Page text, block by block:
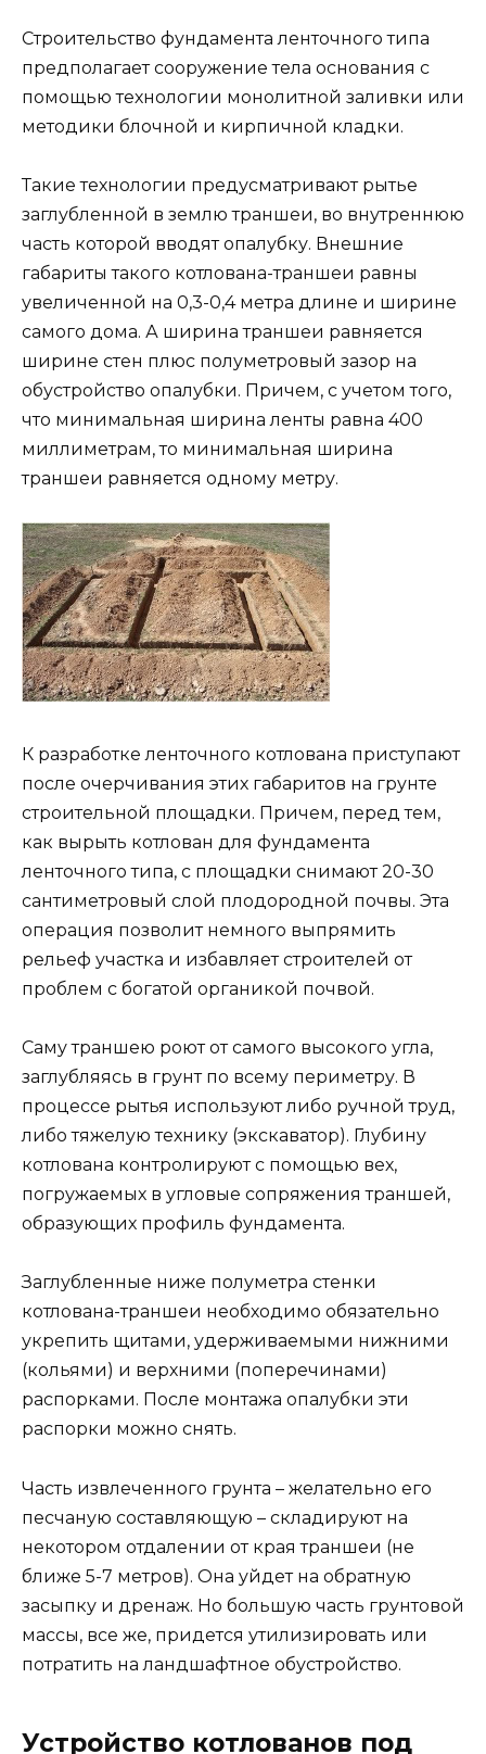
Строительство фундамента ленточного типа
предполагает сооружение тела основания с
помощью технологии монолитной заливки или
методики блочной и кирпичной кладки.
Такие технологии предусматривают рытье
заглубленной в землю траншеи, во внутреннюю
часть которой вводят опалубку. Внешние
габариты такого котлована-траншеи равны
увеличенной на 0,3-0,4 метра длине и ширине
самого дома. А ширина траншеи равняется
ширине стен плюс полуметровый зазор на
обустройство опалубки. Причем, с учетом того,
что минимальная ширина ленты равна 400
миллиметрам, то минимальная ширина
траншеи равняется одному метру.
К разработке ленточного котлована приступают
после очерчивания этих габаритов на грунте
строительной площадки. Причем, перед тем,
как вырыть котлован для фундамента
ленточного типа, с площадки снимают 20-30
сантиметровый слой плодородной почвы. Эта
операция позволит немного выпрямить
рельеф участка и избавляет строителей от
проблем с богатой органикой почвой.
Саму траншею роют от самого высокого угла,
заглубляясь в грунт по всему периметру. В
процессе рытья используют либо ручной труд,
либо тяжелую технику (экскаватор). Глубину
котлована контролируют с помощью вех,
погружаемых в угловые сопряжения траншей,
образующих профиль фундамента.
Заглубленные ниже полуметра стенки
котлована-траншеи необходимо обязательно
укрепить щитами, удерживаемыми нижними
(кольями) и верхними (поперечинами)
распорками. После монтажа опалубки эти
распорки можно снять.
Часть извлеченного грунта – желательно его
песчаную составляющую – складируют на
некотором отдалении от края траншеи (не
ближе 5-7 метров). Она уйдет на обратную
засыпку и дренаж. Но большую часть грунтовой
массы, все же, придется утилизировать или
потратить на ландшафтное обустройство.
Устройство котлованов под